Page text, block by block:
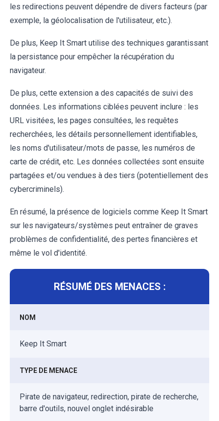
les redirections peuvent dépendre de divers facteurs (par
exemple, la géolocalisation de l'utilisateur, etc.).
De plus, Keep It Smart utilise des techniques garantissant
la persistance pour empêcher la récupération du
navigateur.
De plus, cette extension a des capacités de suivi des
données. Les informations ciblées peuvent inclure : les
URL visitées, les pages consultées, les requêtes
recherchées, les détails personnellement identifiables,
les noms d'utilisateur/mots de passe, les numéros de
carte de crédit, etc. Les données collectées sont ensuite
partagées et/ou vendues à des tiers (potentiellement des
cybercriminels).
En résumé, la présence de logiciels comme Keep It Smart
sur les navigateurs/systèmes peut entraîner de graves
problèmes de confidentialité, des pertes financières et
même le vol d'identité.
RÉSUMÉ DES MENACES :
NOM
Keep It Smart
TYPE DE MENACE
Pirate de navigateur, redirection, pirate de recherche,
barre d'outils, nouvel onglet indésirable